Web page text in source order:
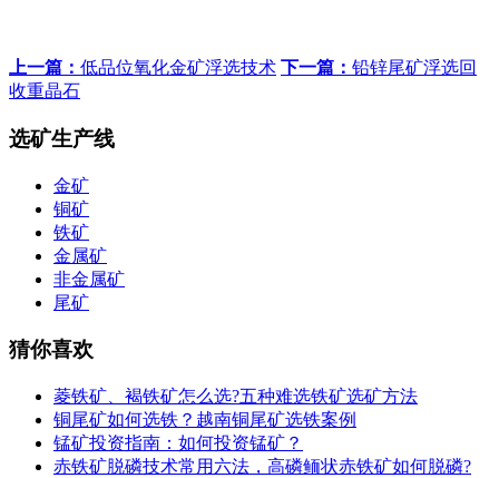
上一篇： 低品位氧化金矿浮选技术 下一篇： 铅锌尾矿浮选回
收重晶石
选矿生产线
金矿
铜矿
铁矿
金属矿
非金属矿
尾矿
猜你喜欢
菱铁矿、褐铁矿怎么选?五种难选铁矿选矿方法
铜尾矿如何选铁？越南铜尾矿选铁案例
锰矿投资指南：如何投资锰矿？
赤铁矿脱磷技术常用六法，高磷鲕状赤铁矿如何脱磷?